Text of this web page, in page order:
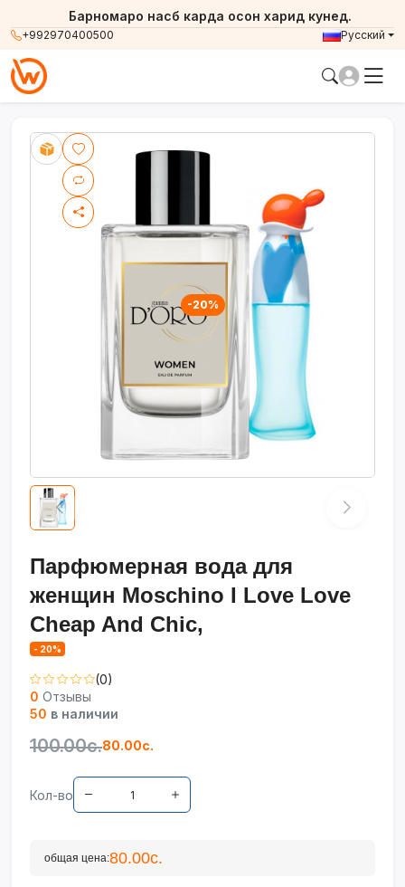
+992970400500
Барномаро насб карда осон харид кунед.
Русский
-20%
Парфюмерная вода для
женщин Moschino I Love Love
Cheap And Chic,
- 20%
(0)
0 Отзывы
50 в наличии
100.00с.80.00с.
Кол-во
общая цена:80.00с.